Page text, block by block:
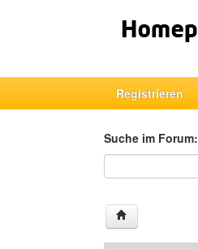
Registrieren
Suche im Forum:
Suche im Forum